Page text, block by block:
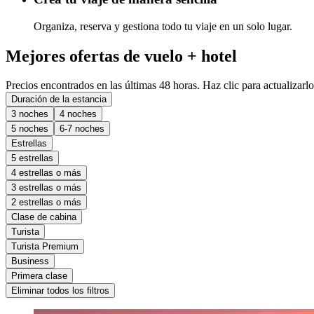
Organiza, reserva y gestiona todo tu viaje en un solo lugar.
Mejores ofertas de vuelo + hotel
Precios encontrados en las últimas 48 horas. Haz clic para
Duración de la estancia
3 noches
4 noches
5 noches
6-7 noches
Estrellas
5 estrellas
4 estrellas o más
3 estrellas o más
2 estrellas o más
Clase de cabina
Turista
Turista Premium
Business
Primera clase
Eliminar todos los filtros